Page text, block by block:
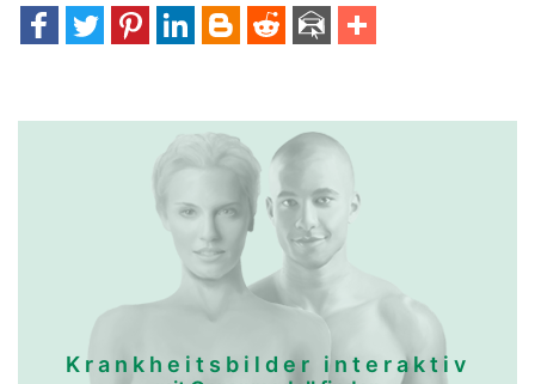
Krankheitsbilder interaktiv